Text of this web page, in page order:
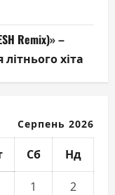
Remix)» –
хіта
Серпень 2026
Сб Нд
1
2